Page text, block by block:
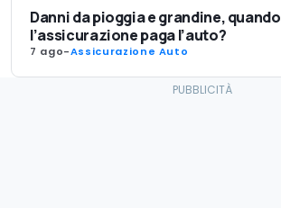
Danni da pioggia e grandine, quando
l’assicurazione paga l’auto?
7 ago-Assicurazione Auto